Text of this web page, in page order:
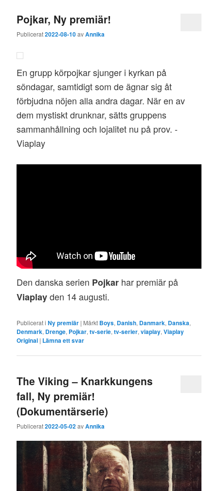
Pojkar, Ny premiär!
Publicerat2022-08-10avAnnika
En grupp körpojkar sjunger i kyrkan på
söndagar, samtidigt som de ägnar sig åt
förbjudna nöjen alla andra dagar. När en av
dem mystiskt drunknar, sätts gruppens
sammanhållning och lojalitet nu på prov. -
Viaplay
Den danska serien Pojkar har premiär på
Viaplayden 14 augusti.
Publicerat i Ny premiär | Märkt Boys, Danish, Danmark, Danska,
Denmark, Drenge, Pojkar,tv-serie,tv-serier,viaplay,Viaplay
Original | Lämna ett svar
The Viking – Knarkkungens
fall, Ny premiär!
(Dokumentärserie)
Publicerat2022-05-02avAnnika